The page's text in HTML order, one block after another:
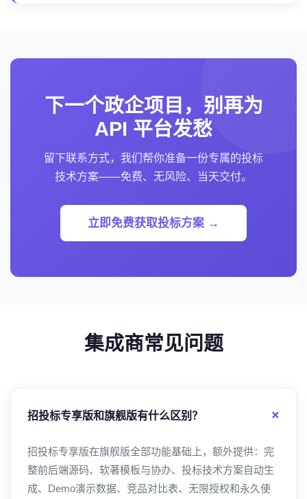
下一个政企项目，别再为
API 平台发愁
留下联系方式，我们帮你准备一份专属的投标
技术方案——免费、无风险、当天交付。
立即免费获取投标方案 →
集成商常见问题
招投标专享版和旗舰版有什么区别？
招投标专享版在旗舰版全部功能基础上，额外提供：完
整前后端源码、软著模板与协办、投标技术方案自动生
成、Demo演示数据、竞品对比表、无限授权和永久使